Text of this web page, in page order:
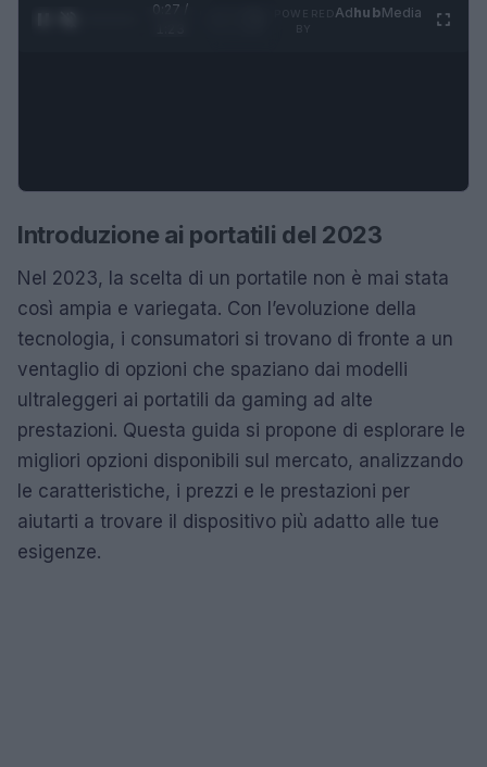
0:28 /
AdhubMedia
Introduzione ai portatili del 2023
Nel 2023, la scelta di un portatile non è mai stata
così ampia e variegata. Con l’evoluzione della
tecnologia, i consumatori si trovano di fronte a un
ventaglio di opzioni che spaziano dai modelli
ultraleggeri ai portatili da gaming ad alte
prestazioni. Questa guida si propone di esplorare le
migliori opzioni disponibili sul mercato, analizzando
le caratteristiche, i prezzi e le prestazioni per
aiutarti a trovare il dispositivo più adatto alle tue
esigenze.